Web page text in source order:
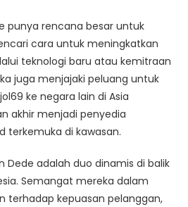
punya rencana besar untuk
cara untuk meningkatkan
teknologi baru atau kemitraan
juga menjajaki peluang untuk
ke negara lain di Asia
akhir menjadi penyedia
terkemuka di kawasan.
Dede adalah duo dinamis di balik
Semangat mereka dalam
terhadap kepuasan pelanggan,